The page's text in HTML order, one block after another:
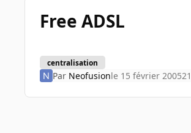
Free ADSL
centralisation
Par Neofusionle 15 février 2005